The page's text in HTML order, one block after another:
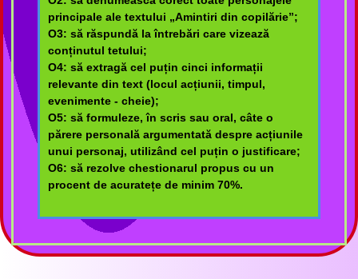
principale ale textului „Amintiri din copilărie”;
O3: să răspundă la întrebări care vizează
conținutul tetului;
O4: să extragă cel puțin cinci informații
relevante din text (locul acțiunii, timpul,
evenimente - cheie);
O5: să formuleze, în scris sau oral, câte o
părere personală argumentată despre acțiunile
unui personaj, utilizând cel puțin o justificare;
O6: să rezolve chestionarul propus cu un
procent de acuratețe de minim 70%.